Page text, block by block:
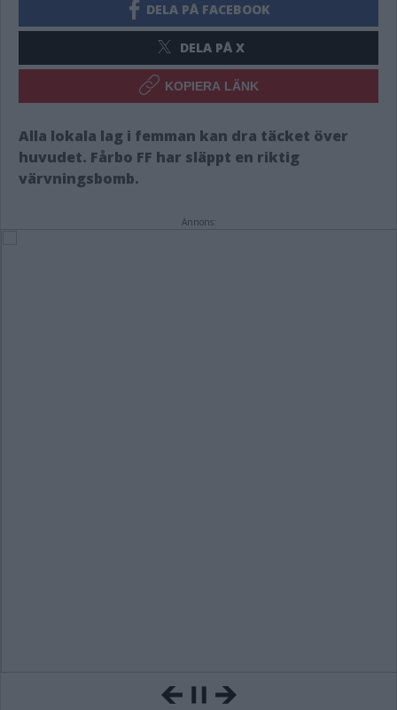
DELA PÅ FACEBOOK
DELA PÅ X
KOPIERA LÄNK
Alla lokala lag i femman kan dra täcket över
huvudet. Fårbo FF har släppt en riktig
värvningsbomb.
Annons: